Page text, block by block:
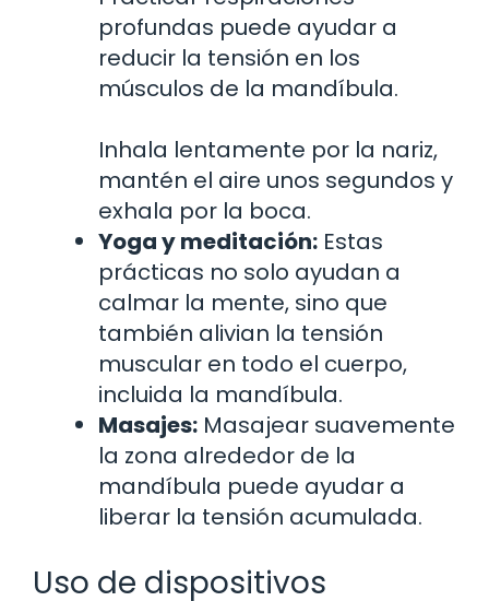
profundas puede ayudar a
reducir la tensión en los
músculos de la mandíbula.
Inhala lentamente por la nariz,
mantén el aire unos segundos y
exhala por la boca.
Yoga y meditación: Estas
prácticas no solo ayudan a
calmar la mente, sino que
también alivian la tensión
muscular en todo el cuerpo,
incluida la mandíbula.
Masajes: Masajear suavemente
la zona alrededor de la
mandíbula puede ayudar a
liberar la tensión acumulada.
Uso de dispositivos